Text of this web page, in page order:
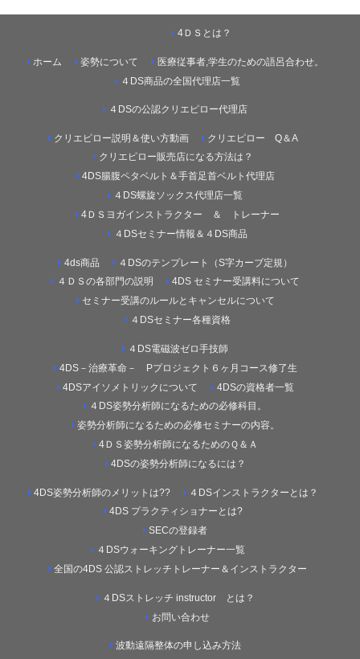
ホーム
4ＤＳとは？
姿勢について
医療従事者,学生のための語呂合わせ。
４DS商品の全国代理店一覧
４DSの公認クリエピロー代理店
クリエピロー説明＆使い方動画
クリエピロー Q＆A
クリエピロー販売店になる方法は？
4DS腸腹ペタベルト＆手首足首ベルト代理店
４DS螺旋ソックス代理店一覧
4ＤＳヨガインストラクター ＆ トレーナー
４DSセミナー情報＆４DS商品
4ds商品
４DSのテンプレート（S字カーブ定規）
４ＤＳの各部門の説明
4DS セミナー受講料について
セミナー受講のルールとキャンセルについて
４DSセミナー各種資格
４DS電磁波ゼロ手技師
4DS－治療革命－ Pプロジェクト６ヶ月コース修了生
4DSアイソメトリックについて
4DSの資格者一覧
４DS姿勢分析師になるための必修科目。
姿勢分析師になるための必修セミナーの内容。
4ＤＳ姿勢分析師になるためのＱ＆Ａ
4DSの姿勢分析師になるには？
4DS姿勢分析師のメリットは??
４DSインストラクターとは？
4DS プラクティショナーとは?
SECの登録者
４DSウォーキングトレーナー一覧
全国の4DS 公認ストレッチトレーナー＆インストラクター
４DSストレッチ instructor とは？
お問い合わせ
波動遠隔整体の申し込み方法